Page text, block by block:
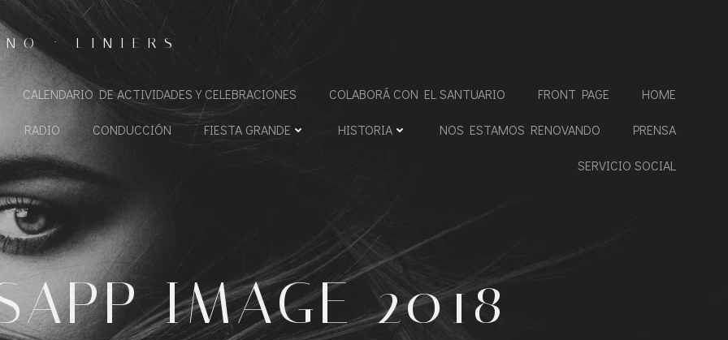
· LINIERS
CALENDARIO DE ACTIVIDADES Y CELEBRACIONES COLABORÁ CON EL SANTUARIO FRONT PAGE HOME
RADIO CONDUCCIÓN FIESTA GRANDE HISTORIA NOS ESTAMOS RENOVANDO PRENSA
SERVICIO SOCIAL
IMAGE 2018-